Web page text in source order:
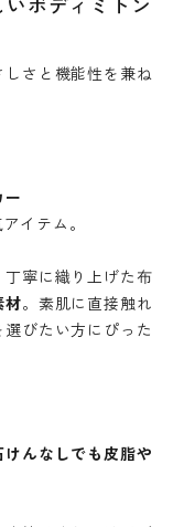
さと機能性を兼ね
ー
イテム。
寧に織り上げた布
材。素肌に直接触れ
びたい方にぴった
んなしでも皮脂や